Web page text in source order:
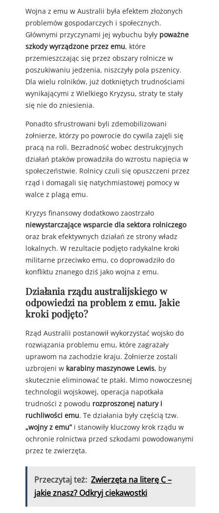
Wojna z emu w Australii była efektem złożonych
problemów gospodarczych i społecznych.
Głównymi przyczynami jej wybuchu były poważne
szkody wyrządzone przez emu, które
przemieszczając się przez obszary rolnicze w
poszukiwaniu jedzenia, niszczyły pola pszenicy.
Dla wielu rolników, już dotkniętych trudnościami
wynikającymi z Wielkiego Kryzysu, straty te stały
się nie do zniesienia.
Ponadto sfrustrowani byli zdemobilizowani
żołnierze, którzy po powrocie do cywila zajęli się
pracą na roli. Bezradność wobec destrukcyjnych
działań ptaków prowadziła do wzrostu napięcia w
społeczeństwie. Rolnicy czuli się opuszczeni przez
rząd i domagali się natychmiastowej pomocy w
walce z plagą emu.
Kryzys finansowy dodatkowo zaostrzało
niewystarczające wsparcie dla sektora rolniczego
oraz brak efektywnych działań ze strony władz
lokalnych. W rezultacie podjęto radykalne kroki
militarne przeciwko emu, co doprowadziło do
konfliktu znanego dziś jako wojna z emu.
Działania rządu australijskiego w
odpowiedzi na problem z emu. Jakie
kroki podjęto?
Rząd Australii postanowił wykorzystać wojsko do
rozwiązania problemu emu, które zagrażały
uprawom na zachodzie kraju. Żołnierze zostali
uzbrojeni w karabiny maszynowe Lewis, by
skutecznie eliminować te ptaki. Mimo nowoczesnej
technologii wojskowej, operacja napotkała
trudności z powodu rozproszonej natury i
ruchliwości emu. Te działania były częścią tzw.
„wojny z emu”i stanowiły kluczowy krok rządu w
ochronie rolnictwa przed szkodami powodowanymi
przez te zwierzęta.
Przeczytaj też: Zwierzęta na literę C –
jakie znasz? Odkryj ciekawostki